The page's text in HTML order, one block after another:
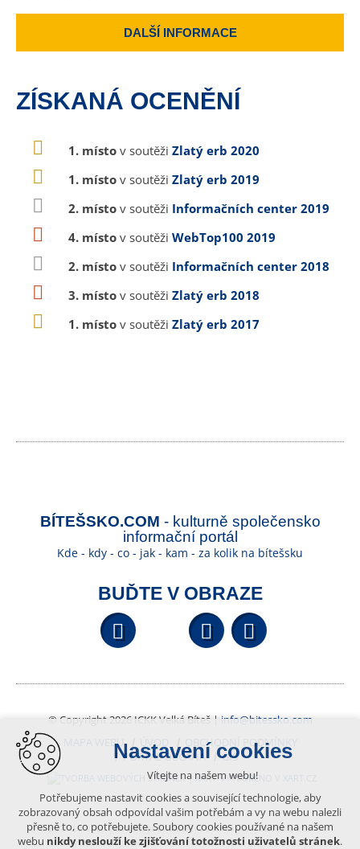
DALŠÍ INFORMACE
ZÍSKANÁ OCENĚNÍ
1. místo v soutěži Zlatý erb 2020
1. místo v soutěži Zlatý erb 2019
2. místo v soutěži Informačních center 2019
4. místo v soutěži WebTop100 2019
2. místo v soutěži Informačních center 2018
3. místo v soutěži Zlatý erb 2018
1. místo v soutěži Zlatý erb 2017
BÍTEŠSKO.COM - kulturně společensko
informační portál
Kde - kdy - co - jak - kam - za kolik na bítešsku
BUĎTE V OBRAZE
Facebook YouTube
© Copyright 2026 ICKK Velká Bíteš | info@bitessko.com
MAPA WEBU
ÚVOD
OBCHODNÍ PODMÍNKY
PORTÁL OBČANA
GIS
VYTVOŘENO V XART.CZ
Obsah tohoto portálu je chráněn autorským právem, které
vykonává vydavatel. Jakékoliv užití článků a fotografií z této podoby
Nastavení cookies
Vítejte na našem webu!
Potřebujeme nastavit cookies a související technologie, aby
zobrazovaný obsah odpovídal vašim potřebám a vy na webu nalezli
přesně to, co potřebujete. Soubory cookies používané na našem
webu nikdy neslouží ke zjišťování totožnosti uživatelů stránek.